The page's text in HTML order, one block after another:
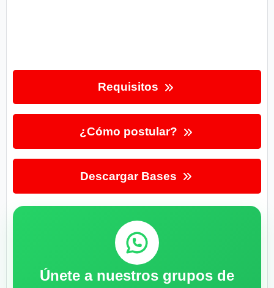
Requisitos
¿Cómo postular?
Descargar Bases
Únete a nuestros grupos de